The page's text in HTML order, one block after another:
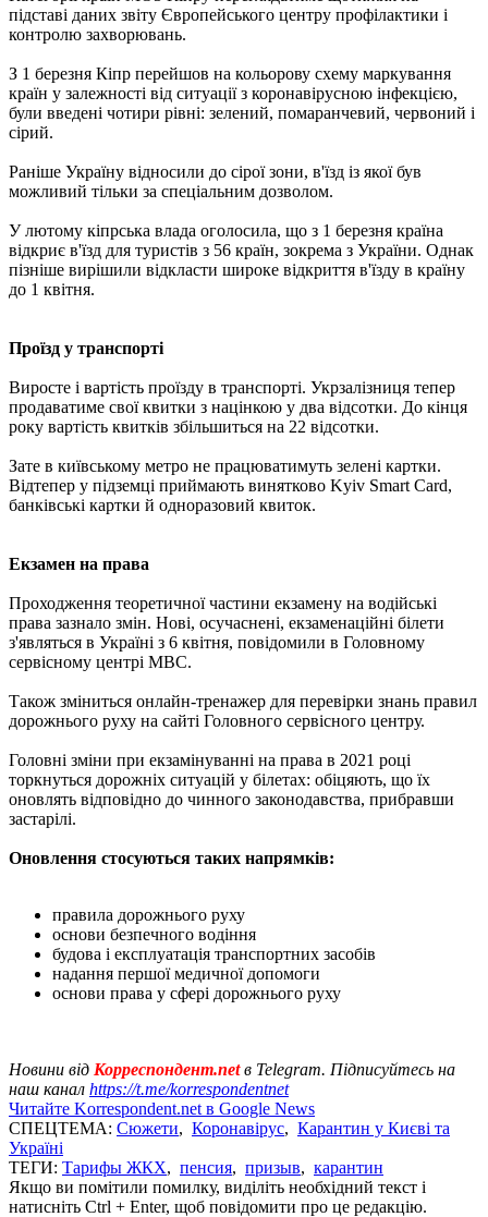
підставі даних звіту Європейського центру профілактики і
контролю захворювань.
З 1 березня Кіпр перейшов на кольорову схему маркування
країн у залежності від ситуації з коронавірусною інфекцією,
були введені чотири рівні: зелений, помаранчевий, червоний і
сірий.
Раніше Україну відносили до сірої зони, в'їзд із якої був
можливий тільки за спеціальним дозволом.
У лютому кіпрська влада оголосила, що з 1 березня країна
відкриє в'їзд для туристів з 56 країн, зокрема з України. Однак
пізніше вирішили відкласти широке відкриття в'їзду в країну
до 1 квітня.
Проїзд у транспорті
Виросте і вартість проїзду в транспорті. Укрзалізниця тепер
продаватиме свої квитки з націнкою у два відсотки. До кінця
року вартість квитків збільшиться на 22 відсотки.
Зате в київському метро не працюватимуть зелені картки.
Відтепер у підземці приймають винятково Kyiv Smart Card,
банківські картки й одноразовий квиток.
Екзамен на права
Проходження теоретичної частини екзамену на водійські
права зазнало змін. Нові, осучаснені, екзаменаційні білети
з'являться в Україні з 6 квітня, повідомили в Головному
сервісному центрі МВС.
Також зміниться онлайн-тренажер для перевірки знань правил
дорожнього руху на сайті Головного сервісного центру.
Головні зміни при екзамінуванні на права в 2021 році
торкнуться дорожніх ситуацій у білетах: обіцяють, що їх
оновлять відповідно до чинного законодавства, прибравши
застарілі.
Оновлення стосуються таких напрямків:
правила дорожнього руху
основи безпечного водіння
будова і експлуатація транспортних засобів
надання першої медичної допомоги
основи права у сфері дорожнього руху
Новини від Корреспондент.netв Telegram. Підписуйтесь на
наш канал https://t.me/korrespondentnet
Читайте Korrespondent.net в Google News
СПЕЦТЕМА: Сюжети, Коронавірус, Карантин у Києві та
Україні
ТЕГИ: Тарифы ЖКХ, пенсия, призыв, карантин
Якщо ви помітили помилку, виділіть необхідний текст і
натисніть Ctrl + Enter, щоб повідомити про це редакцію.